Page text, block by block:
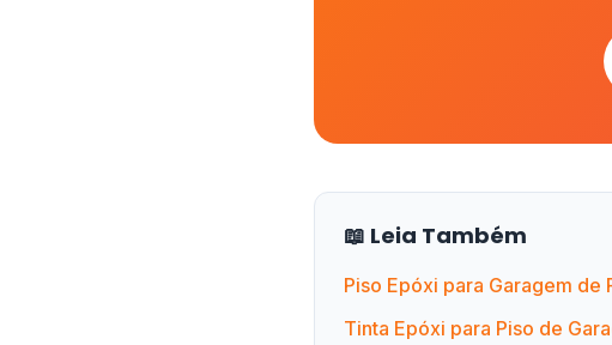
📖 Leia Também
Piso Epóxi para Garagem de
Tinta Epóxi para Piso de